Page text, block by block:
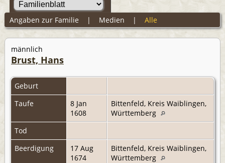
Angaben zur Familie | Medien | Alle
männlich
Brust, Hans
Geburt
Taufe
8 Jan
1608
Bittenfeld, Kreis Waiblingen,
Württemberg
Tod
Beerdigung
17 Aug
1674
Bittenfeld, Kreis Waiblingen,
Württemberg